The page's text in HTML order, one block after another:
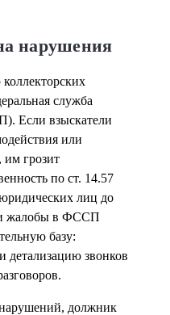
нарушения
служба
Если взыскатели
или
им грозит
по ст. 14.57
лиц до
жалобы в ФССП
базу:
детализацию звонков
должник